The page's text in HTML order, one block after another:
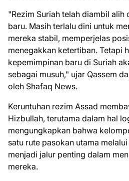
"Rezim Suriah telah diambil
baru. Masih terlalu dini untuk
mereka stabil, memperjelas
menegakkan ketertiban. Tetapi
kepemimpinan baru di Suriah
sebagai musuh," ujar Qassem
oleh Shafaq News.
Keruntuhan rezim Assad
Hizbullah, terutama dalam hal
mengungkapkan bahwa
satu rute pasokan utama
menjadi jalur penting dalam
mereka.